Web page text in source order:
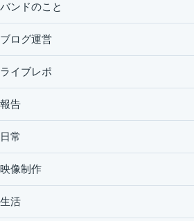
バンドのこと
ブログ運営
ライブレポ
報告
日常
映像制作
生活